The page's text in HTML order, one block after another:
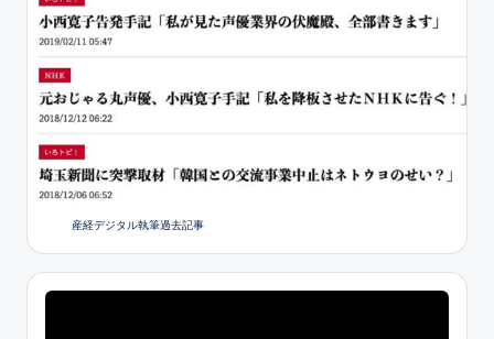
産経デジタル執筆過去記事